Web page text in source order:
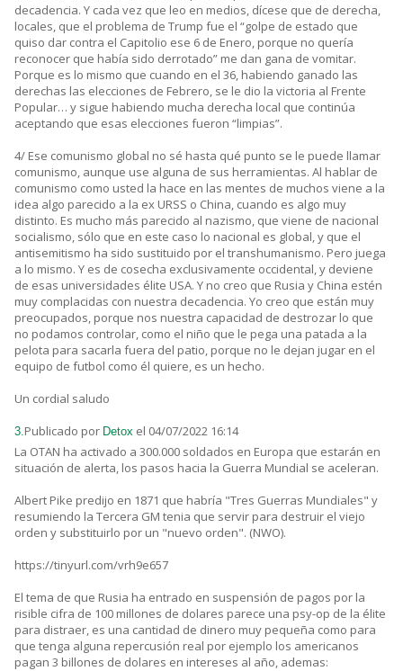
decadencia. Y cada vez que leo en medios, dícese que de derecha,
locales, que el problema de Trump fue el “golpe de estado que
quiso dar contra el Capitolio ese 6 de Enero, porque no quería
reconocer que había sido derrotado” me dan gana de vomitar.
Porque es lo mismo que cuando en el 36, habiendo ganado las
derechas las elecciones de Febrero, se le dio la victoria al Frente
Popular… y sigue habiendo mucha derecha local que continúa
aceptando que esas elecciones fueron “limpias”.
4/ Ese comunismo global no sé hasta qué punto se le puede llamar
comunismo, aunque use alguna de sus herramientas. Al hablar de
comunismo como usted la hace en las mentes de muchos viene a la
idea algo parecido a la ex URSS o China, cuando es algo muy
distinto. Es mucho más parecido al nazismo, que viene de nacional
socialismo, sólo que en este caso lo nacional es global, y que el
antisemitismo ha sido sustituido por el transhumanismo. Pero juega
a lo mismo. Y es de cosecha exclusivamente occidental, y deviene
de esas universidades élite USA. Y no creo que Rusia y China estén
muy complacidas con nuestra decadencia. Yo creo que están muy
preocupados, porque nos nuestra capacidad de destrozar lo que
no podamos controlar, como el niño que le pega una patada a la
pelota para sacarla fuera del patio, porque no le dejan jugar en el
equipo de futbol como él quiere, es un hecho.
Un cordial saludo
3. Publicado por Detox el 04/07/2022 16:14
La OTAN ha activado a 300.000 soldados en Europa que estarán en
situación de alerta, los pasos hacia la Guerra Mundial se aceleran.
Albert Pike predijo en 1871 que habría "Tres Guerras Mundiales" y
resumiendo la Tercera GM tenia que servir para destruir el viejo
orden y substituirlo por un "nuevo orden". (NWO).
https://tinyurl.com/vrh9e657
El tema de que Rusia ha entrado en suspensión de pagos por la
risible cifra de 100 millones de dolares parece una psy-op de la élite
para distraer, es una cantidad de dinero muy pequeña como para
que tenga alguna repercusión real por ejemplo los americanos
pagan 3 billones de dolares en intereses al año, ademas: